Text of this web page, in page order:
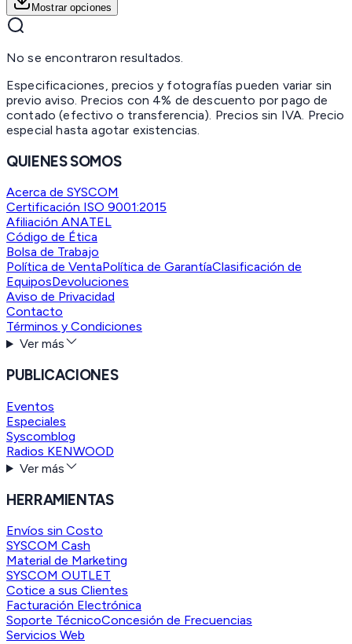
Mostrar opciones
No se encontraron resultados.
Especificaciones, precios y fotografías pueden variar sin
previo aviso. Precios con 4% de descuento por pago de
contado (efectivo o transferencia). Precios sin IVA. Precio
especial hasta agotar existencias.
QUIENES SOMOS
Acerca de SYSCOM
Certificación ISO 9001:2015
Afiliación ANATEL
Código de Ética
Bolsa de Trabajo
Política de VentaPolítica de GarantíaClasificación de
EquiposDevoluciones
Aviso de Privacidad
Contacto
Términos y Condiciones
Ver más
PUBLICACIONES
Eventos
Especiales
Syscomblog
Radios KENWOOD
Ver más
HERRAMIENTAS
Envíos sin Costo
SYSCOM Cash
Material de Marketing
SYSCOM OUTLET
Cotice a sus Clientes
Facturación Electrónica
Soporte TécnicoConcesión de Frecuencias
Servicios Web